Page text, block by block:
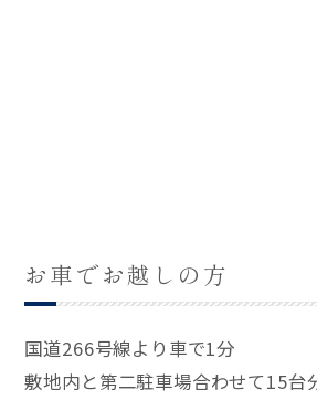
お車でお越しの方
国道266号線より車で1分
敷地内と第二駐車場合わせて15台